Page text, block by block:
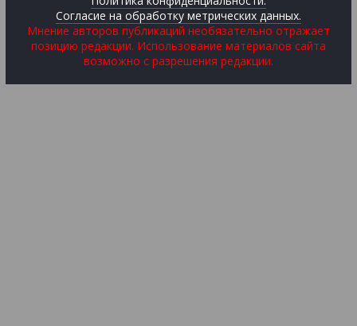
Согласие на обработку метрических данных.
Мнение авторов публикаций необязательно отражает
позицию редакции. Использование материалов сайта
возможно с разрешения редакции.